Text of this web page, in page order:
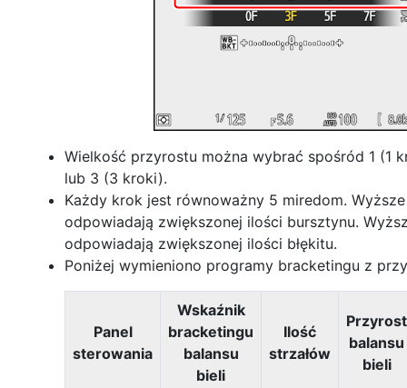
Wielkość przyrostu można wybrać spośród 1 (1
lub 3 (3 kroki).
Każdy krok jest równoważny 5 miredom. Wyższe
odpowiadają zwiększonej ilości bursztynu.
odpowiadają zwiększonej ilości błękitu.
Poniżej wymieniono programy bracketingu z
Panel
sterowania
Wskaźnik
bracketingu
balansu
bieli
Ilość
strzałów
Przyrost
balansu
bieli